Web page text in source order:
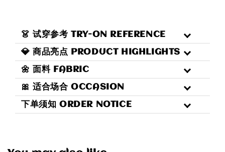
👗 试穿参考 TRY-ON REFERENCE
💎 商品亮点 PRODUCT HIGHLIGHTS
🌼 面料 FABRIC
🎀 适合场合 OCCASION
下单须知 ORDER NOTICE